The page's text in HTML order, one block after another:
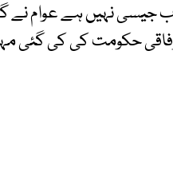
جیسی نہیں ہے عوام نے
حکومت کی کی گئی